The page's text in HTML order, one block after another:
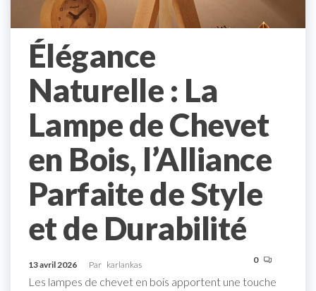
Élégance
Naturelle : La
Lampe de Chevet
en Bois, l’Alliance
Parfaite de Style
et de Durabilité
13 avril 2026 Par karlankas 0
Les lampes de chevet en bois apportent une touche